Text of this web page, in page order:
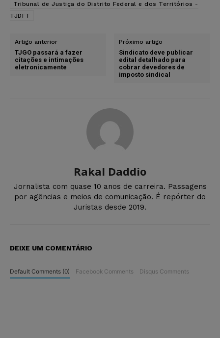
Tribunal de Justiça do Distrito Federal e dos Territórios -
TJDFT
Artigo anterior
TJGO passará a fazer
citações e intimações
eletronicamente
Próximo artigo
Sindicato deve publicar
edital detalhado para
cobrar devedores de
imposto sindical
Rakal Daddio
Jornalista com quase 10 anos de carreira. Passagens
por agências e meios de comunicação. É repórter do
Juristas desde 2019.
DEIXE UM COMENTÁRIO
Default Comments (0) Facebook Comments Disqus Comments